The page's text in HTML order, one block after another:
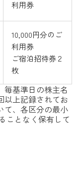
利用券
10,000円分のご
利用券
ご宿泊招待券２
枚
基準日の株主名
以上記録されてお
て、各区分の最小
ことなく保有して